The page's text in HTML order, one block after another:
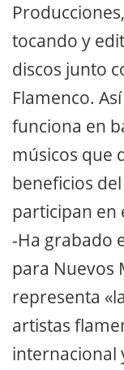
tocando y
discos junto
Flamenco.
funciona en
músicos que
beneficios
participan en
-Ha grabado
para Nuevos
representa
artistas
internacional